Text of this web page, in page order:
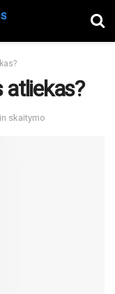
atliekas?
skaitymo